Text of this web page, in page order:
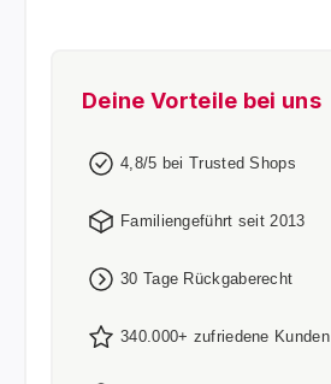
Deine Vorteile bei uns
4,8/5 bei Trusted Shops
Familiengeführt seit 2013
30 Tage Rückgaberecht
340.000+ zufriedene Kunden